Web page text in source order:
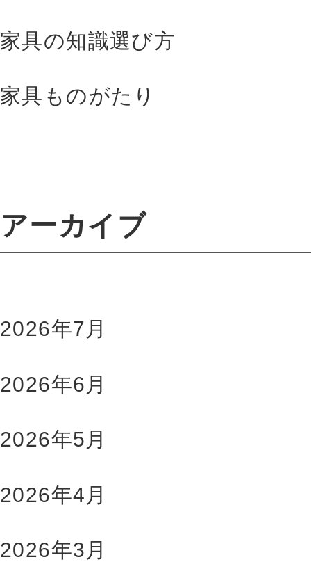
家具の知識選び方
家具ものがたり
アーカイブ
2026年7月
2026年6月
2026年5月
2026年4月
2026年3月